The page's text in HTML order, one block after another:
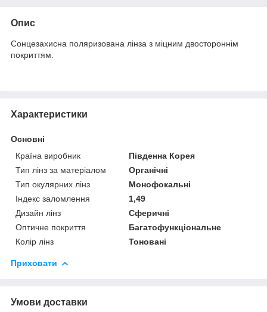
Опис
Сонцезахисна поляризована лінза з міцним двостороннім
покриттям.
Характеристики
Основні
Країна виробник
Південна Корея
Тип лінз за матеріалом
Органічні
Тип окулярних лінз
Монофокальні
Індекс заломлення
1,49
Дизайн лінз
Сферичні
Оптичне покриття
Багатофункціональне
Колір лінз
Тоновані
Приховати
Умови доставки